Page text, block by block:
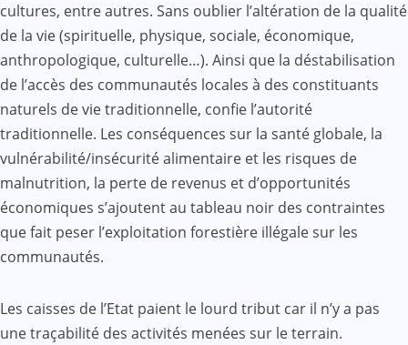
cultures, entre autres. Sans oublier l’altération de la qualité
de la vie (spirituelle, physique, sociale, économique,
anthropologique, culturelle…). Ainsi que la déstabilisation
de l’accès des communautés locales à des constituants
naturels de vie traditionnelle, confie l’autorité
traditionnelle. Les conséquences sur la santé globale, la
vulnérabilité/insécurité alimentaire et les risques de
malnutrition, la perte de revenus et d’opportunités
économiques s’ajoutent au tableau noir des contraintes
que fait peser l’exploitation forestière illégale sur les
communautés.
Les caisses de l’Etat paient le lourd tribut car il n’y a pas
une traçabilité des activités menées sur le terrain.